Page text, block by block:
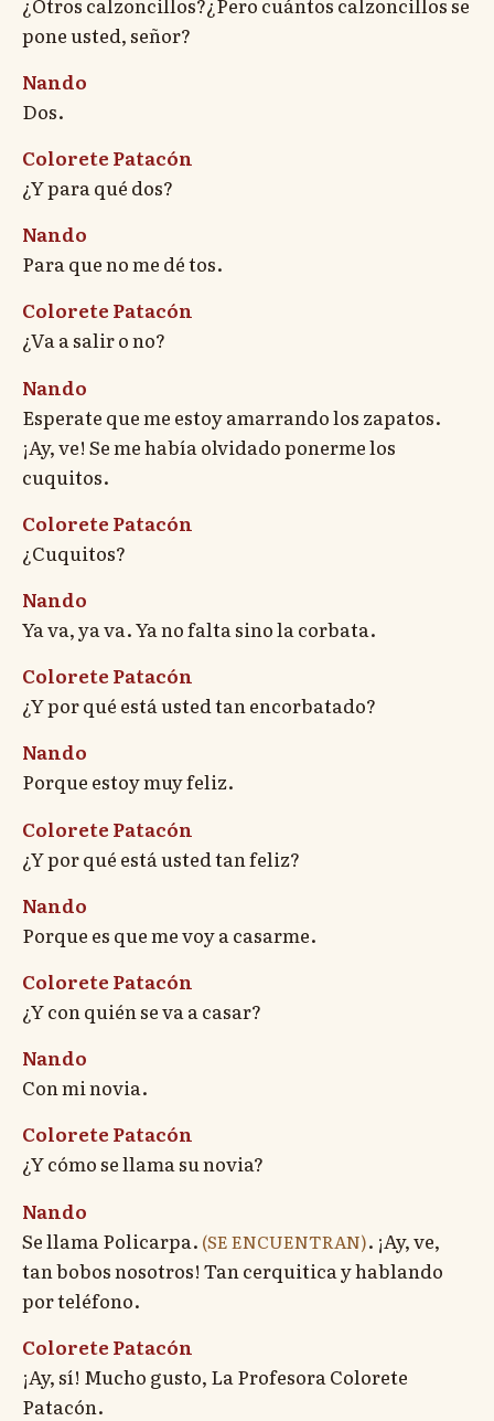
pone usted, señor?
Nando
Dos.
Colorete Patacón
¿Y para qué dos?
Nando
Para que no me dé tos.
Colorete Patacón
¿Va a salir o no?
Nando
Esperate que me estoy amarrando los zapatos.
¡Ay, ve! Se me había olvidado ponerme los
cuquitos.
Colorete Patacón
¿Cuquitos?
Nando
Ya va, ya va. Ya no falta sino la corbata.
Colorete Patacón
¿Y por qué está usted tan encorbatado?
Nando
Porque estoy muy feliz.
Colorete Patacón
¿Y por qué está usted tan feliz?
Nando
Porque es que me voy a casarme.
Colorete Patacón
¿Y con quién se va a casar?
Nando
Con mi novia.
Colorete Patacón
¿Y cómo se llama su novia?
Nando
Se llama Policarpa. (SE ENCUENTRAN). ¡Ay, ve,
tan bobos nosotros! Tan cerquitica y hablando
por teléfono.
Colorete Patacón
¡Ay, sí! Mucho gusto, La Profesora Colorete
Patacón.